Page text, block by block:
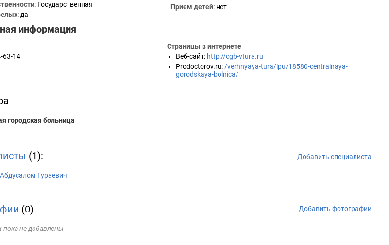
: Государственная
: да
Прием детей: нет
информация
63-14
Страницы в интернете
Веб-сайт: http://cgb-vtura.ru
Prodoctorov.ru: /verhnyaya-tura/lpu/18580-centralnaya-
gorodskaya-bolnica/
городская больница
(1): Добавить специалиста
Тураевич
(0) Добавить фотографии
пока не добавлены